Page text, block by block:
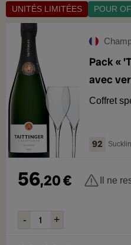
UNITÉS LIMITÉES POUR
Pack «
avec
Coffret
92
56,20€ Il ne